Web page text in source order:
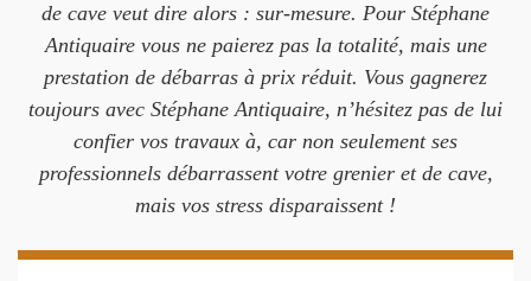
de cave veut dire alors : sur-mesure. Pour Stéphane
Antiquaire vous ne paierez pas la totalité, mais une
prestation de débarras à prix réduit. Vous gagnerez
toujours avec Stéphane Antiquaire, n’hésitez pas de lui
confier vos travaux à, car non seulement ses
professionnels débarrassent votre grenier et de cave,
mais vos stress disparaissent !